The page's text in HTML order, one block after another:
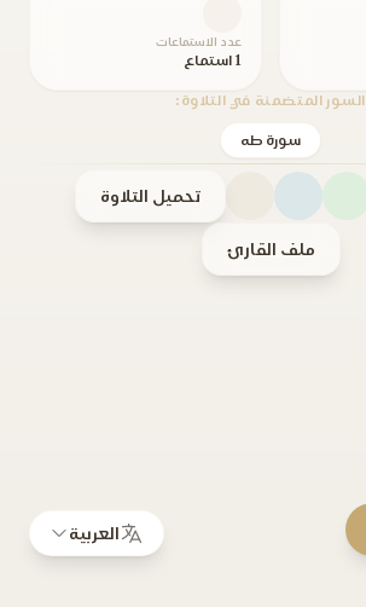
عدد الاستماعات
1 استماع
السور المتضمنة في التلاوة:
سورة طه
تحميل التلاوة
ملف القارئ
العربية